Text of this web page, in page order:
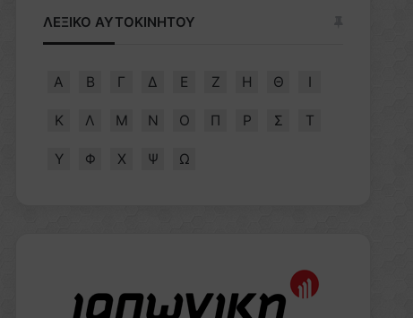
ΛΕΞΙΚΟ ΑΥΤΟΚΙΝΗΤΟΥ
Α Β Γ Δ Ε Ζ Η Θ Ι
Κ Λ Μ Ν Ο Π Ρ Σ Τ
Υ Φ Χ Ψ Ω